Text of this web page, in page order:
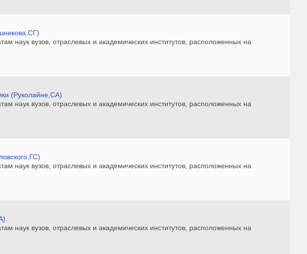
наук вузов, отраслевых и академических институтов, расположенных на
(Руколайне,СА)
наук вузов, отраслевых и академических институтов, расположенных на
наук вузов, отраслевых и академических институтов, расположенных на
наук вузов, отраслевых и академических институтов, расположенных на